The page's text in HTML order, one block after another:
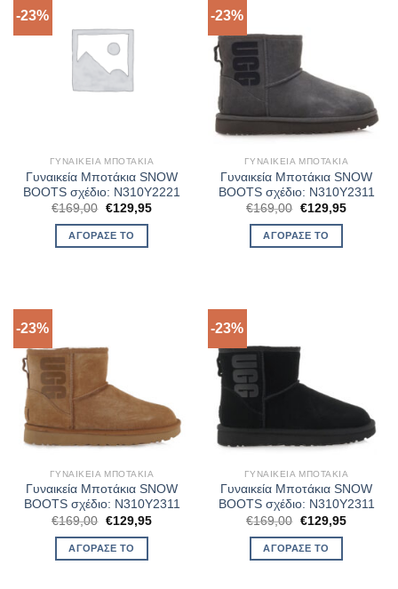
-23%
ΓΥΝΑΙΚΕΊΑ ΜΠΟΤΆΚΙΑ
Γυναικεία Μποτάκια SNOW
BOOTS σχέδιο: N310Y2221
€169,00 Original
was:
€169,00.
€129,95Η
ΑΓΌΡΑΣΈ ΤΟ
-23%
ΓΥΝΑΙΚΕΊΑ ΜΠΟΤΆΚΙΑ
Γυναικεία Μποτάκια SNOW
BOOTS σχέδιο: N310Y2311
€169,00 Original
was:
€169,00.
€129,95Η
ΑΓΌΡΑΣΈ ΤΟ
-23%
ΓΥΝΑΙΚΕΊΑ ΜΠΟΤΆΚΙΑ
Γυναικεία Μποτάκια SNOW
BOOTS σχέδιο: N310Y2311
€169,00 Original
was:
€169,00.
€129,95Η
ΑΓΌΡΑΣΈ ΤΟ
-23%
ΓΥΝΑΙΚΕΊΑ ΜΠΟΤΆΚΙΑ
Γυναικεία Μποτάκια SNOW
BOOTS σχέδιο: N310Y2311
€169,00 Original
was:
€169,00.
€129,95Η
ΑΓΌΡΑΣΈ ΤΟ